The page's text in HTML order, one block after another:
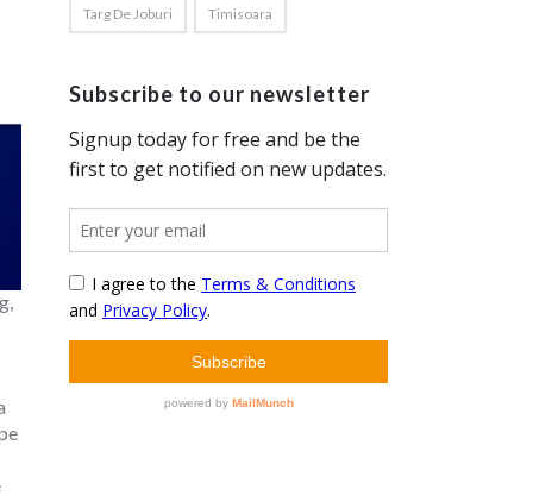
Targ De Joburi Timisoara
Subscribe to our newsletter